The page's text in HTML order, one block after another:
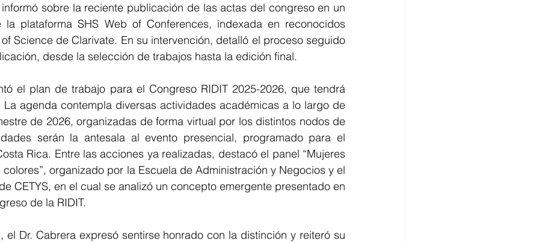
sobre la reciente publicación de las actas del congreso en un
la plataforma SHS Web of Conferences, indexada en reconocidos
Science de Clarivate. En su intervención, detalló el proceso seguido
desde la selección de trabajos hasta la edición final.
el plan de trabajo para el Congreso RIDIT 2025-2026, que tendrá
La agenda contempla diversas actividades académicas a lo largo de
de 2026, organizadas de forma virtual por los distintos nodos de
serán la antesala al evento presencial, programado para el
Rica. Entre las acciones ya realizadas, destacó el panel “Mujeres
organizado por la Escuela de Administración y Negocios y el
CETYS, en el cual se analizó un concepto emergente presentado en
de la RIDIT.
el Dr. Cabrera expresó sentirse honrado con la distinción y reiteró su